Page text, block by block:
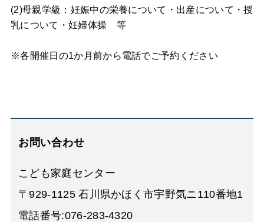
(2)母親学級：妊娠中の栄養について・出産について・授
乳について・妊婦体操 等
※各開催日の1か月前から電話でご予約ください
お問い合わせ
こども家庭センター
〒929-1125 石川県かほく市宇野気ニ110番地1
電話番号:076-283-4320